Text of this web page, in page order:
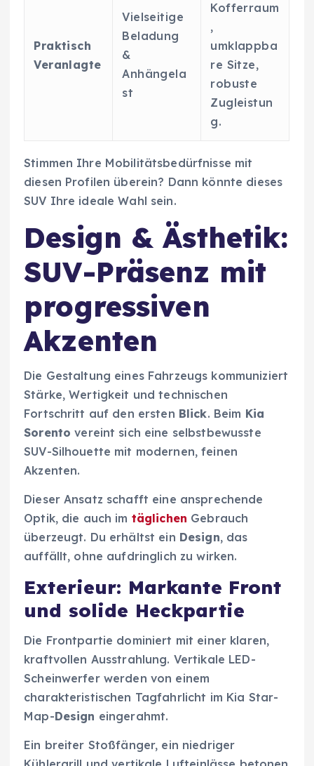
Praktisch
Veranlagte
Vielseitige
Beladung
&
Anhängela
st
Kofferraum
,
umklappba
re Sitze,
robuste
Zugleistun
g.
Stimmen Ihre Mobilitätsbedürfnisse mit
diesen Profilen überein? Dann könnte dieses
SUV Ihre ideale Wahl sein.
Design & Ästhetik:
SUV-Präsenz mit
progressiven
Akzenten
Die Gestaltung eines Fahrzeugs kommuniziert
Stärke, Wertigkeit und technischen
Fortschritt auf den ersten Blick. Beim Kia
Sorento vereint sich eine selbstbewusste
SUV-Silhouette mit modernen, feinen
Akzenten.
Dieser Ansatz schafft eine ansprechende
Optik, die auch im täglichen Gebrauch
überzeugt. Du erhältst ein Design, das
auffällt, ohne aufdringlich zu wirken.
Exterieur: Markante Front
und solide Heckpartie
Die Frontpartie dominiert mit einer klaren,
kraftvollen Ausstrahlung. Vertikale LED-
Scheinwerfer werden von einem
charakteristischen Tagfahrlicht im Kia Star-
Map-Design eingerahmt.
Ein breiter Stoßfänger, ein niedriger